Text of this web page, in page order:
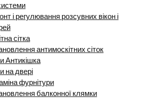
і регулювання розсувних вікон і
сітка
антимоскітних сіток
Антикішка
на двері
фурнітури
балконної клямки